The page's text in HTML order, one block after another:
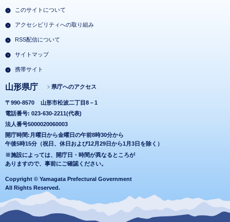
このサイトについて
アクセシビリティへの取り組み
RSS配信について
サイトマップ
携帯サイト
山形県庁 県庁へのアクセス
〒990-8570
山形市松波二丁目8－1
電話番号: 023-630-2211(代表)
法人番号5000020060003
開庁時間:月曜日から金曜日の午前8時30分から
午後5時15分（祝日、休日および12月29日から1月3日を除く）
※施設によっては、開庁日・時間が異なるところが
ありますので、事前にご確認ください。
Copyright © Yamagata Prefectural Government
All Rights Reserved.